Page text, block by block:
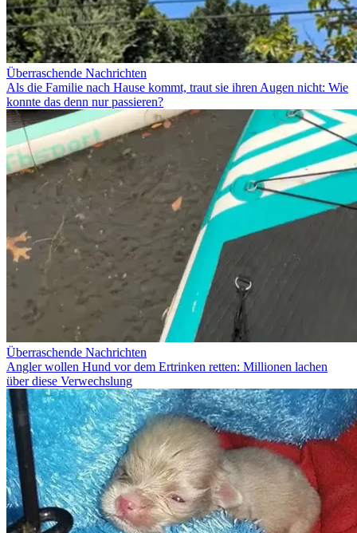
Überraschende Nachrichten
Als die Familie nach Hause kommt, traut sie ihren Augen nicht: Wie
konnte das denn nur passieren?
Überraschende Nachrichten
Angler wollen Hund vor dem Ertrinken retten: Millionen lachen
über diese Verwechslung